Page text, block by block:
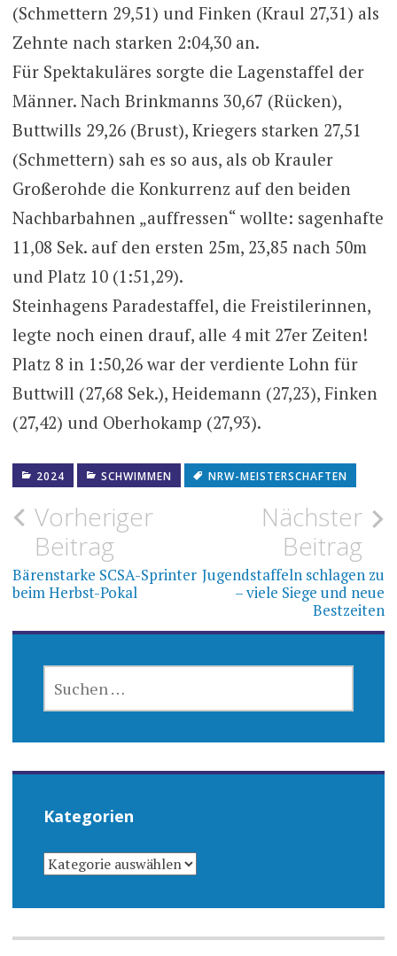
(Schmettern 29,51) und Finken (Kraul 27,31) als
Zehnte nach starken 2:04,30 an.
Für Spektakuläres sorgte die Lagenstaffel der
Männer. Nach Brinkmanns 30,67 (Rücken),
Buttwills 29,26 (Brust), Kriegers starken 27,51
(Schmettern) sah es so aus, als ob Krauler
Großerohde die Konkurrenz auf den beiden
Nachbarbahnen „auffressen“ wollte: sagenhafte
11,08 Sek. auf den ersten 25m, 23,85 nach 50m
und Platz 10 (1:51,29).
Steinhagens Paradestaffel, die Freistilerinnen,
legte noch einen drauf, alle 4 mit 27er Zeiten!
Platz 8 in 1:50,26 war der verdiente Lohn für
Buttwill (27,68 Sek.), Heidemann (27,23), Finken
(27,42) und Oberhokamp (27,93).
2024 SCHWIMMEN NRW-MEISTERSCHAFTEN
Beitragsnavigation
Vorheriger
Beitrag
Bärenstarke SCSA-Sprinter
beim Herbst-Pokal
Nächster
Beitrag
Jugendstaffeln schlagen zu
– viele Siege und neue
Bestzeiten
NACH:
Kategorien
KATEGORIEN